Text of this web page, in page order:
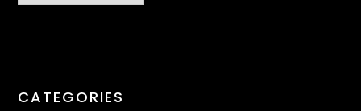
CATEGORIES